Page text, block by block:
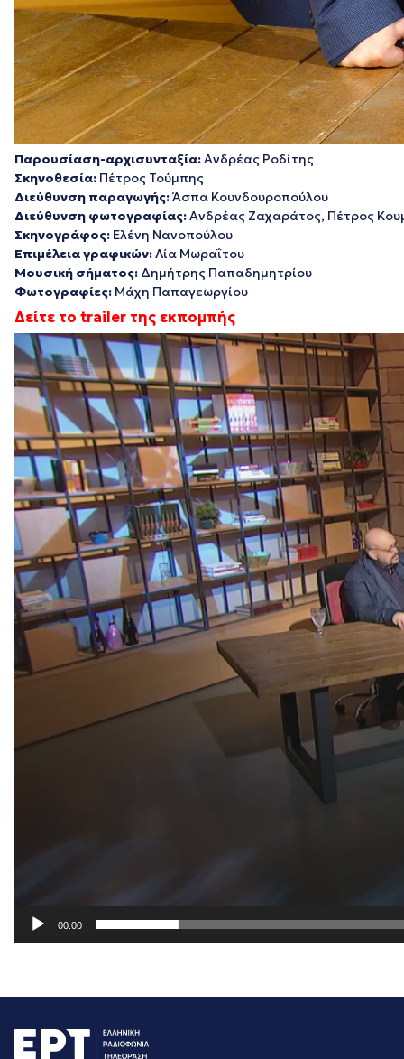
Παρουσίαση-αρχισυνταξία:Ανδρέας Ροδίτης
Σκηνοθεσία: Πέτρος Τούμπης
Διεύθυνση παραγωγής:Άσπα Κουνδουροπούλου
Διεύθυνση φωτογραφίας:Ανδρέας Ζαχαράτος, Πέτρος
Σκηνογράφος: Ελένη Νανοπούλου
Επιμέλεια γραφικών:Λία Μωραΐτου
Μουσική σήματος: Δημήτρης Παπαδημητρίου
Φωτογραφίες: Μάχη Παπαγεωργίου
Δείτε το trailer της εκπομπής
Πρόγραμμα
Αναπαραγωγής
Βίντεο
00:00